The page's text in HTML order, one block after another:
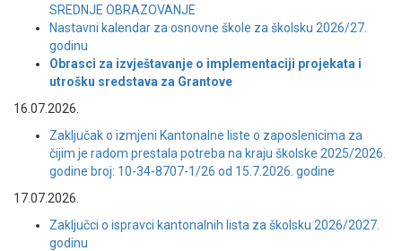
SREDNJE OBRAZOVANJE
Nastavni kalendar za osnovne škole za školsku 2026/27.
godinu
Obrasci za izvještavanje o implementaciji projekata i
utrošku sredstava za Grantove
16.07.2026.
Zaključak o izmjeni Kantonalne liste o zaposlenicima za
čijim je radom prestala potreba na kraju školske 2025/2026.
godine broj: 10-34-8707-1/26 od 15.7.2026. godine
17.07.2026.
Zaključci o ispravci kantonalnih lista za školsku 2026/2027.
godinu